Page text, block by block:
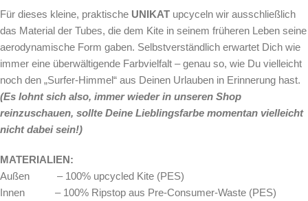
Für dieses kleine, praktische UNIKAT upcyceln wir ausschließlich
das Material der Tubes, die dem Kite in seinem früheren Leben seine
aerodynamische Form gaben. Selbstverständlich erwartet Dich wie
immer eine überwältigende Farbvielfalt – genau so, wie Du vielleicht
noch den „Surfer-Himmel“ aus Deinen Urlauben in Erinnerung hast.
(Es lohnt sich also, immer wieder in unseren Shop
reinzuschauen, sollte Deine Lieblingsfarbe momentan vielleicht
nicht dabei sein!)
MATERIALIEN:
Außen – 100% upcycled Kite (PES)
Innen – 100% Ripstop aus Pre-Consumer-Waste (PES)